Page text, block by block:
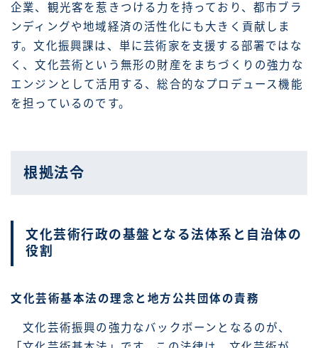
企業、観光客を惹きつける力を持っており、都市ブラ
ンディングや地域経済の活性化にも大きく貢献しま
す。文化振興課は、単に芸術家を支援する部署ではな
く、文化芸術という無形の財産をまちづくりの強力な
エンジンとして活用する、総合的なプロデュース機能
を担っているのです。
根拠法令
文化芸術行政の基盤となる法体系と自治体の
役割
文化芸術基本法の理念と地方公共団体の責務
文化芸術振興の強力なバックボーンとなるのが、